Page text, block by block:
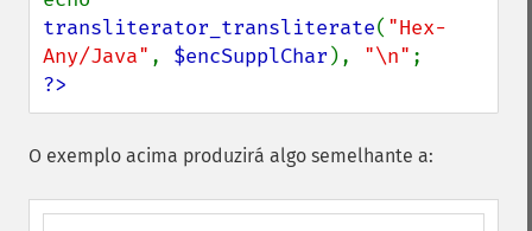
transliterator_transliterate( "Hex-
Any/Java" , $encSupplChar ), "\n"
?>
O exemplo acima produzirá algo semelhante a: